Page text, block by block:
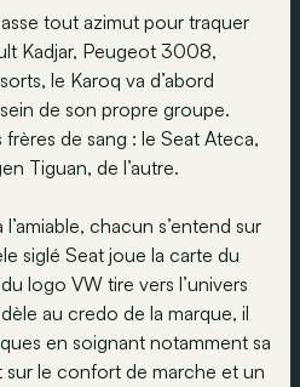
tout azimut pour traquer
Kadjar, Peugeot 3008,
le Karoq va d’abord
de son propre groupe.
frères de sang : le Seat Ateca,
Tiguan, de l’autre.
chacun s’entend sur
siglé Seat joue la carte du
logo VW tire vers l’univers
au credo de la marque, il
en soignant notamment sa
le confort de marche et un